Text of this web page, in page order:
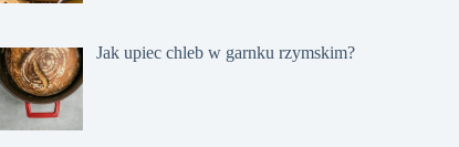
Jak upiec chleb w garnku rzymskim?